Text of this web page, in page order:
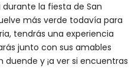
durante la fiesta de San
más verde todavía para
tendrás una experiencia
junto con sus amables
y ¡a ver si encuentras